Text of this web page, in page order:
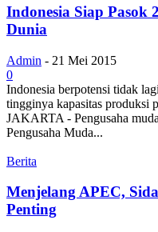
Indonesia Siap Pasok
Dunia
Admin - 21 Mei 2015
0
Indonesia berpotensi tidak
tingginya kapasitas produksi
JAKARTA - Pengusaha
Pengusaha Muda...
Berita
Menjelang APEC,
Penting